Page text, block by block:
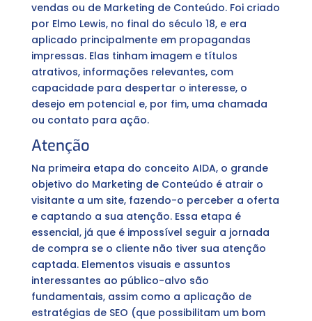
vendas ou de Marketing de Conteúdo. Foi criado
por Elmo Lewis, no final do século 18, e era
aplicado principalmente em propagandas
impressas. Elas tinham imagem e títulos
atrativos, informações relevantes, com
capacidade para despertar o interesse, o
desejo em potencial e, por fim, uma chamada
ou contato para ação.
Atenção
Na primeira etapa do conceito AIDA, o grande
objetivo do Marketing de Conteúdo é atrair o
visitante a um site, fazendo-o perceber a oferta
e captando a sua atenção. Essa etapa é
essencial, já que é impossível seguir a jornada
de compra se o cliente não tiver sua atenção
captada. Elementos visuais e assuntos
interessantes ao público-alvo são
fundamentais, assim como a aplicação de
estratégias de SEO (que possibilitam um bom